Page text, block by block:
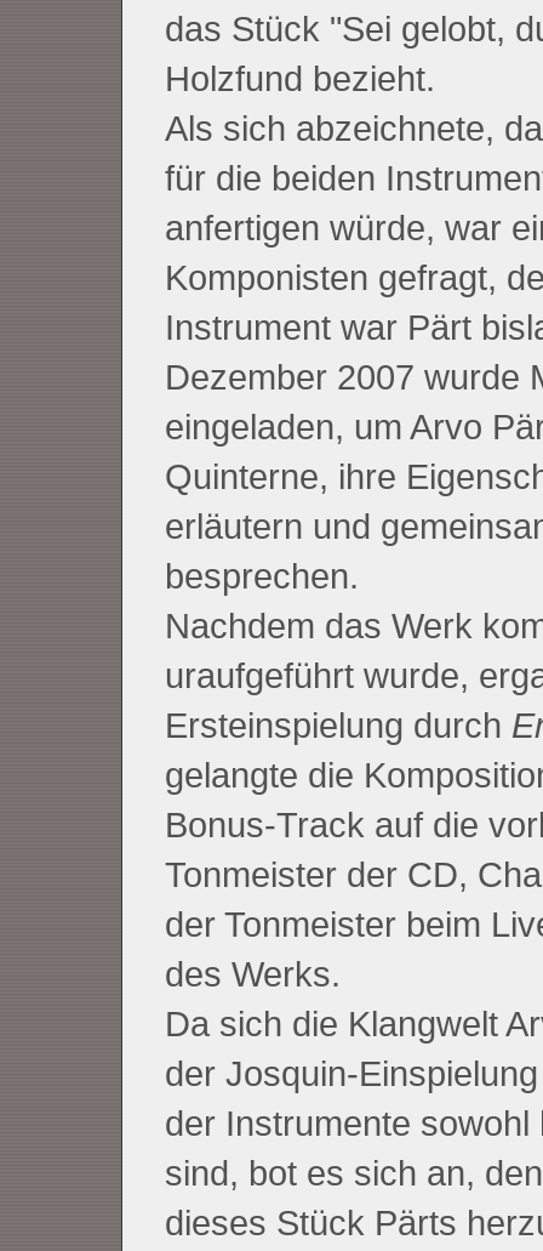
das Stück "Sei gelobt,
Holzfund bezieht.
Als sich abzeichnete,
für die beiden
anfertigen würde, war
Komponisten gefragt,
Instrument war Pärt
Dezember 2007 wurde
eingeladen, um Arvo
Quinterne, ihre
erläutern und
besprechen.
Nachdem das Werk
uraufgeführt wurde,
Ersteinspielung durch
gelangte die
Bonus-Track auf die
Tonmeister der CD,
der Tonmeister beim
des Werks.
Da sich die Klangwelt
der Josquin-
der Instrumente
sind, bot es sich an,
dieses Stück Pärts